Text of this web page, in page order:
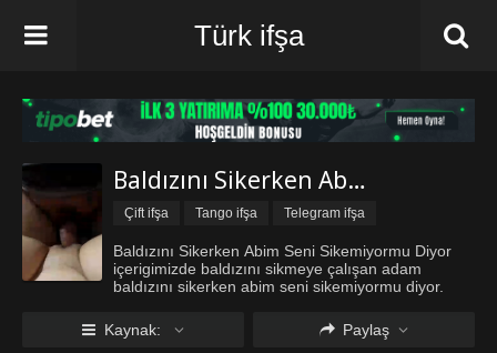
Türk ifşa
Baldızını Sikerken Abim Seni Sikemiyormu Diyor
Çift ifşa Tango ifşa Telegram ifşa
Türk ifşa Twitter Türk ifşa vk Türkçe Konuşmalı Porno
Türkçe Porno Vip ifşa
Baldızını Sikerken Abim Seni Sikemiyormu Diyor
içerigimizde baldızını sikmeye çalışan adam
baldızını sikerken abim seni sikemiyormu diyor.
Kaynak: Paylaş